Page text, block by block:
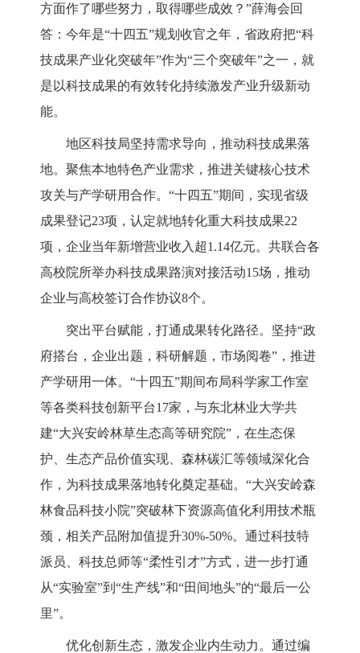
方面作了哪些努力，取得哪些成效？ ”薛海会回
答：今年是“十四五”规划收官之年，省政府把“科
技成果产业化突破年”作为“三个突破年”之一，就
是以科技成果的有效转化持续激发产业升级新动
能。
地区科技局坚持需求导向，推动科技成果落
地。聚焦本地特色产业需求，推进关键核心技术
攻关与产学研用合作。 “十四五”期间 ， 实现省级
成果登记23项，认定就地转化重大科技成果22
项，企业当年新增营业收入超1.14亿元。 共联合各
高校院所举办科技成果路演对接活动15场，推动
企业与高校签订合作协议8个。
突出平台赋能，打通成果转化路径。坚持“政
府搭台，企业出题，科研解题，市场阅卷”，推进
产学研用一体。“十四五”期间布局科学家工作室
等各类科技创新平台1 7家， 与东北林业大学共
建“大兴安岭林草生态高等研究院”，在生态保
护、生态产品价值实现、森林碳汇等领域深化合
作，为科技成果落地转化奠定基础。“大兴安岭森
林食品科技小院”突破林下资源高值化利用技术瓶
颈，相关产品附加值提升30%-50%。通过科技特
派员、科技总师等“柔性引才”方式，进一步打通
从“实验室”到“生产线”和“田间地头”的“最后一公
里”。
优化创新生态，激发企业内生动力。通过编